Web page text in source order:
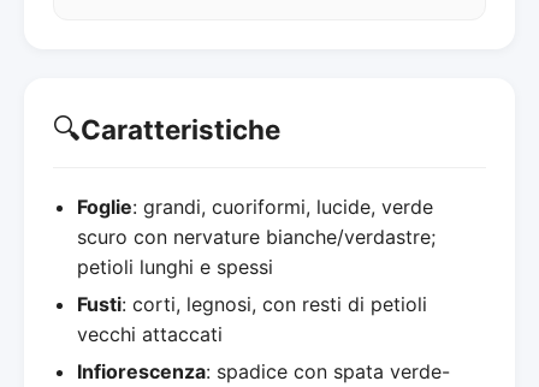
🔍Caratteristiche
Foglie: grandi, cuoriformi, lucide, verde
scuro con nervature bianche/verdastre;
petioli lunghi e spessi
Fusti: corti, legnosi, con resti di petioli
vecchi attaccati
Infiorescenza: spadice con spata verde-